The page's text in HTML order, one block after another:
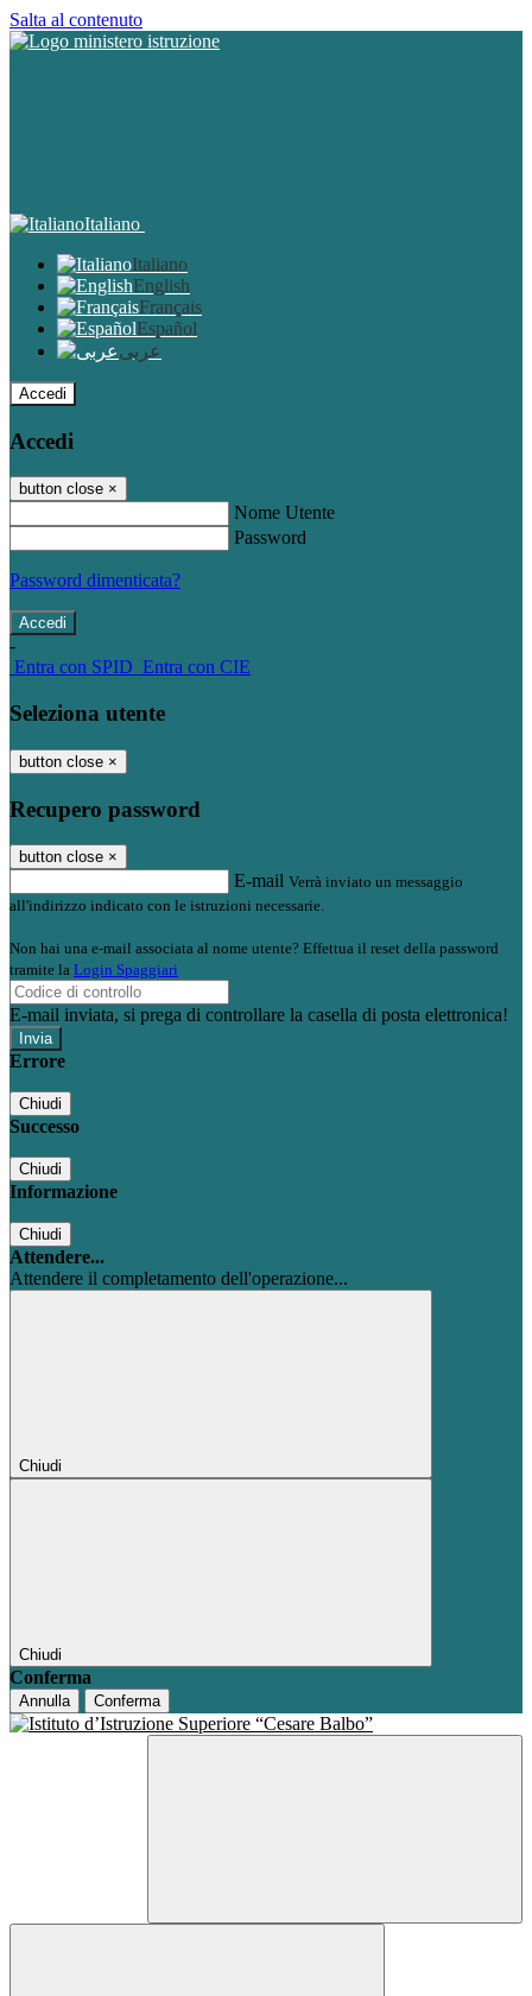
Salta al contenuto
Italiano
Italiano
English
Français
Español
عربى
Accedi
Accedi
button close ×
Nome Utente
Password
Password dimenticata?
-
Entra con SPID Entra con CIE
Seleziona utente
button close ×
Recupero password
button close ×
E-mail Verrà inviato un messaggio
all'indirizzo indicato con le istruzioni necessarie.
Non hai una e-mail associata al nome utente? Effettua il reset della password
tramite la Login Spaggiari
E-mail inviata, si prega di controllare la casella di posta elettronica!
Errore
Chiudi
Successo
Chiudi
Informazione
Chiudi
Attendere...
Attendere il completamento dell'operazione...
Chiudi
Chiudi
Conferma
Annulla Conferma